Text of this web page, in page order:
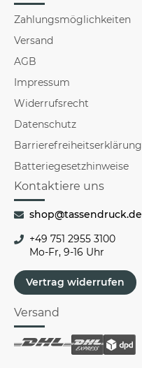
Zahlungsmöglichkeiten
Versand
AGB
Impressum
Widerrufsrecht
Datenschutz
Barrierefreiheitserklärung
Batteriegesetzhinweise
Kontaktiere uns
shop@tassendruck.de
+49 751 2955 3100
Mo-Fr, 9-16 Uhr
Vertrag widerrufen
Versand